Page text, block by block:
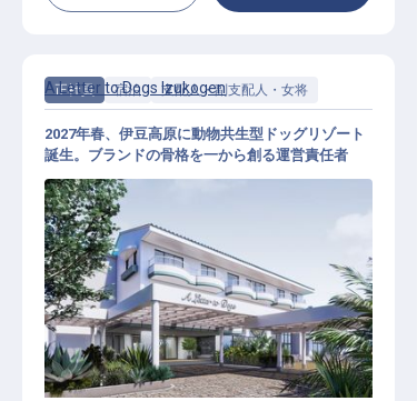
正社員 宿泊 支配人・副支配人・女将
総支配人│月給50万円〜／2027年春
開業プレミアムドッグリゾート／新
ブランド1号店
A Letter to Dogs Izukogen
2027年春、伊豆高原に動物共生型ドッグリゾート
誕生。ブランドの骨格を一から創る運営責任者